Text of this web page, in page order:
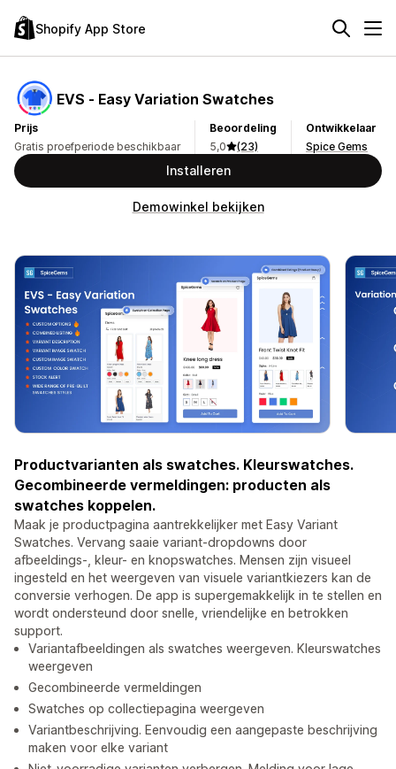
Shopify App Store
EVS ‑ Easy Variation Swatches
Prijs
Gratis proefperiode beschikbaar
Beoordeling
5,0
(23)
Ontwikkelaar
Spice Gems
Installeren
Demowinkel bekijken
Productvarianten als swatches. Kleurswatches.
Gecombineerde vermeldingen: producten als
swatches koppelen.
Maak je productpagina aantrekkelijker met Easy Variant
Swatches. Vervang saaie variant-dropdowns door
afbeeldings-, kleur- en knopswatches. Mensen zijn visueel
ingesteld en het weergeven van visuele variantkiezers kan de
conversie verhogen. De app is supergemakkelijk in te stellen en
wordt ondersteund door snelle, vriendelijke en betrokken
support.
Variantafbeeldingen als swatches weergeven. Kleurswatches
weergeven
Gecombineerde vermeldingen
Swatches op collectiepagina weergeven
Variantbeschrijving. Eenvoudig een aangepaste beschrijving
maken voor elke variant